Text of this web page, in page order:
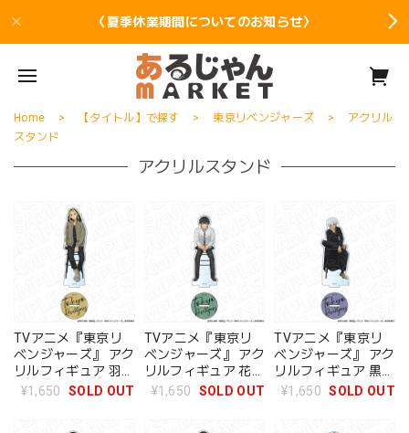
〈夏季休業期間についてのお知らせ〉
Home 【タイトル】で探す 東京リベンジャーズ
アクリル
スタンド
アクリルスタンド
TVアニメ『東京リ
ベンジャーズ』 アク
リルフィギュア 羽宮
一虎 Chair ver.
¥1,650 SOLD OUT
TVアニメ『東京リ
ベンジャーズ』 アク
リルフィギュア 花垣
武道 Chair ver.
¥1,650 SOLD OUT
TVアニメ『東京リ
ベンジャーズ』 アク
リルフィギュア 黒川
イザナ Chair ver.
¥1,650 SOLD OUT